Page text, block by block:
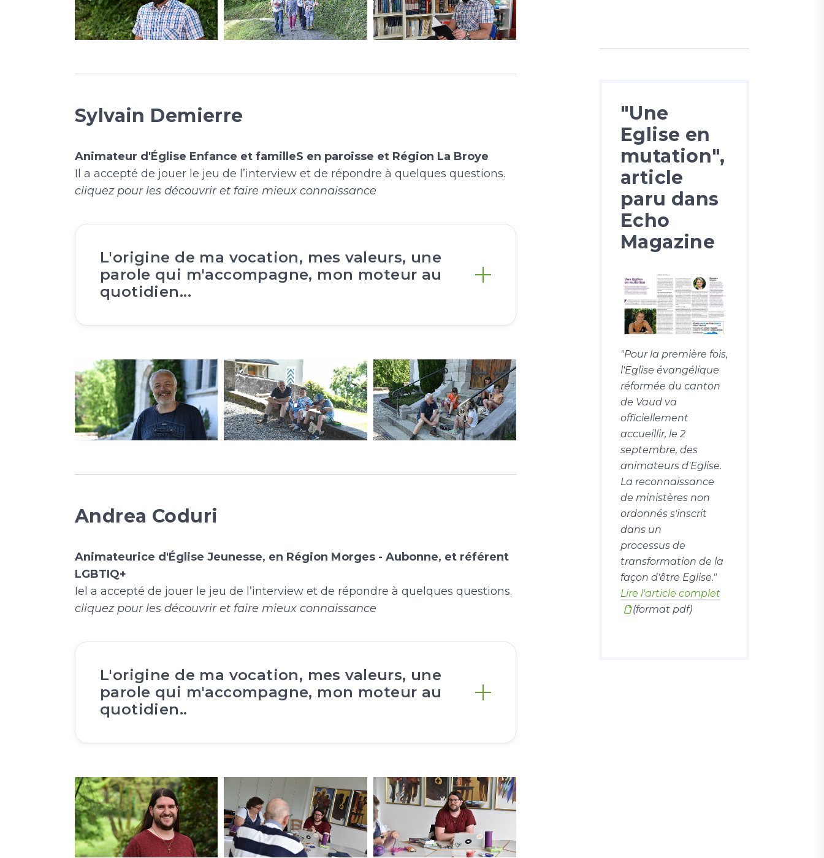
Sylvain Demierre
Animateur d'Église Enfance et familleS en paroisse et Région La Broye
Il a accepté de jouer le jeu de l’interview et de répondre à quelques questions.
cliquez pour les découvrir et faire mieux connaissance
L'origine de ma vocation, mes valeurs, une
parole qui m'accompagne, mon moteur au
quotidien...
Andrea Coduri
Animateurice d'Église Jeunesse, en Région Morges - Aubonne, et référent
LGBTIQ+
Iel a accepté de jouer le jeu de l’interview et de répondre à quelques questions.
cliquez pour les découvrir et faire mieux connaissance
L'origine de ma vocation, mes valeurs, une
parole qui m'accompagne, mon moteur au
quotidien..
"Une
Eglise en
mutation",
article
paru dans
Echo
Magazine
"Pour la première fois,
l'Eglise évangélique
réformée du canton
de Vaud va
officiellement
accueillir, le 2
septembre, des
animateurs d'Eglise.
La reconnaissance
de ministères non
ordonnés s'inscrit
dans un
processus de
transformation de la
façon d'être Eglise."
Lire l'article complet
(format pdf)